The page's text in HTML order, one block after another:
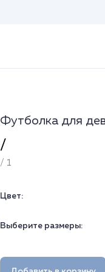
Футболка для
/
/ 1
Цвет:
Выберите размеры: